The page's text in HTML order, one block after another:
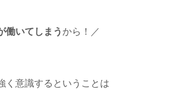
働いてしまうから！／
く意識するということは